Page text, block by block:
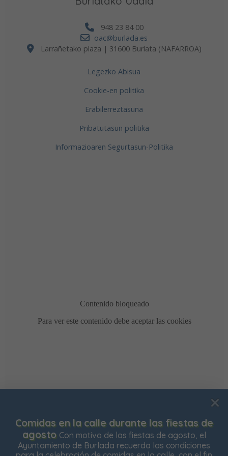
Comidas en la calle durante las fiestas de
agosto Con motivo de las fiestas de agosto, el
Ayuntamiento de Burlada recuerda las condiciones
948 23 84 00
oac@burlada.es
Larrañetako plaza | 31600 Burlata (NAFARROA)
Legezko Abisua
Cookie-en politika
Erabilerreztasuna
Pribatutasun politika
Informazioaren Segurtasun-Politika
Usamos cookies para mejorar su experiencia de
navegación en nuestra web, para mostrarle contenidos
personalizados y analizar el tráfico de nuestra web.